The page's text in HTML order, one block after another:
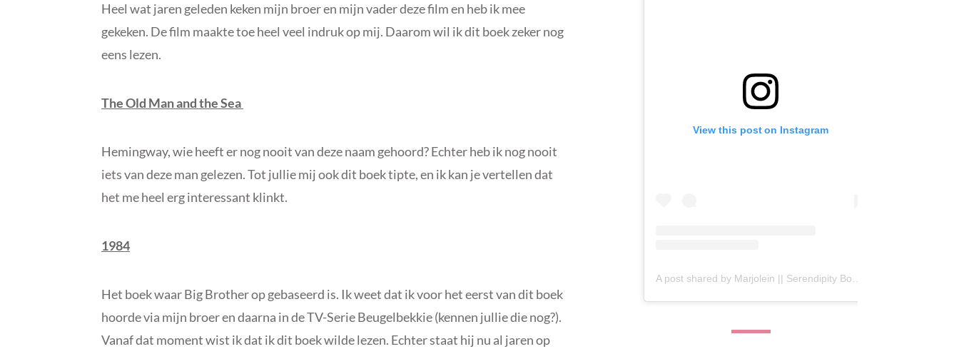
Heel wat jaren geleden keken mijn broer en mijn vader deze film en heb ik mee
gekeken. De film maakte toe heel veel indruk op mij. Daarom wil ik dit boek zeker nog
eens lezen.
The Old Man and the Sea
Hemingway, wie heeft er nog nooit van deze naam gehoord? Echter heb ik nog nooit
iets van deze man gelezen. Tot jullie mij ook dit boek tipte, en ik kan je vertellen dat
het me heel erg interessant klinkt.
1984
Het boek waar Big Brother op gebaseerd is. Ik weet dat ik voor het eerst van dit boek
hoorde via mijn broer en daarna in de TV-Serie Beugelbekkie (kennen jullie die nog?).
Vanaf dat moment wist ik dat ik dit boek wilde lezen. Echter staat hij nu al jaren op
View this post on Instagram